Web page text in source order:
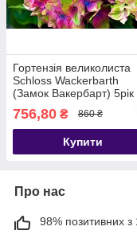
Гортензія великолиста
Schloss Wackerbarth
(Замок Вакербарт) 5рік
756,80 ₴ 860 ₴
Купити
Про нас
98% позитивних з